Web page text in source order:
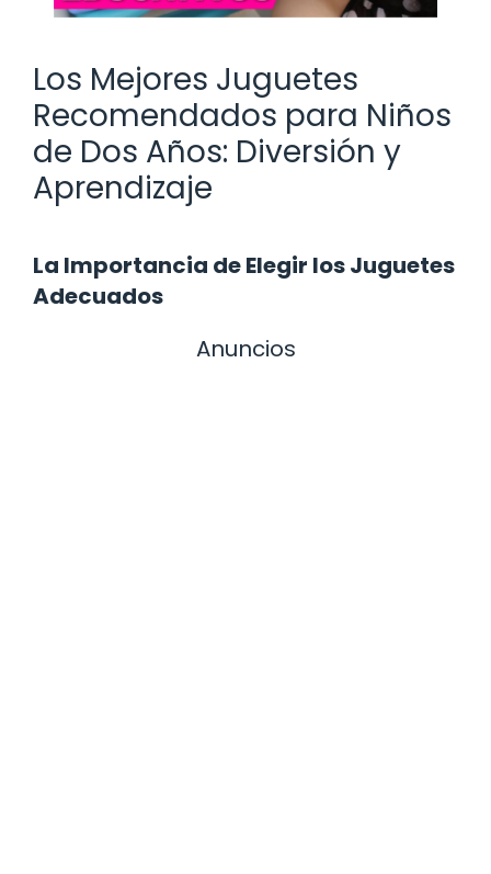
Los Mejores Juguetes
Recomendados para Niños
de Dos Años: Diversión y
Aprendizaje
La Importancia de Elegir los Juguetes
Adecuados
Anuncios